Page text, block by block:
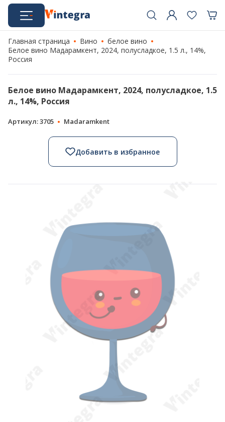
Главная страница Вино
белое вино
Белое вино Мадарамкент, 2024, полусладкое, 1.5 л., 14%,
Россия
Белое вино Мадарамкент, 2024, полусладкое, 1.5
л., 14%, Россия
Артикул: 3705 Madaramkent
Добавить в избранное